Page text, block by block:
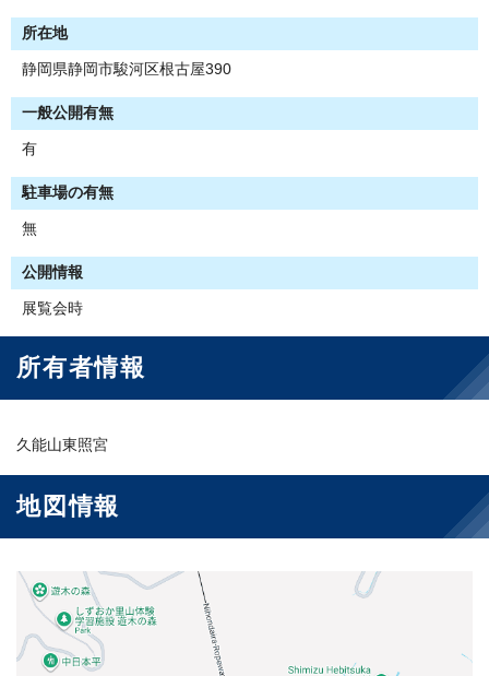
所在地
静岡県静岡市駿河区根古屋390
一般公開有無
有
駐車場の有無
無
公開情報
展覧会時
所有者情報
久能山東照宮
地図情報